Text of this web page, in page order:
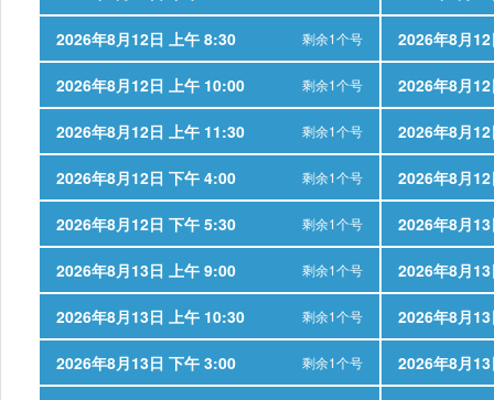
剩余1个号
2026年8月12日 上午 8:30 2026年8月
剩余1个号
2026年8月12日 上午 10:00 2026年8月
剩余1个号
2026年8月12日 上午 11:30 2026年8月
剩余1个号
2026年8月12日 下午 4:00 2026年8月
剩余1个号
2026年8月12日 下午 5:30 2026年8月
剩余1个号
2026年8月13日 上午 9:00 2026年8月
剩余1个号
2026年8月13日 上午 10:30 2026年8月
剩余1个号
2026年8月13日 下午 3:00 2026年8月